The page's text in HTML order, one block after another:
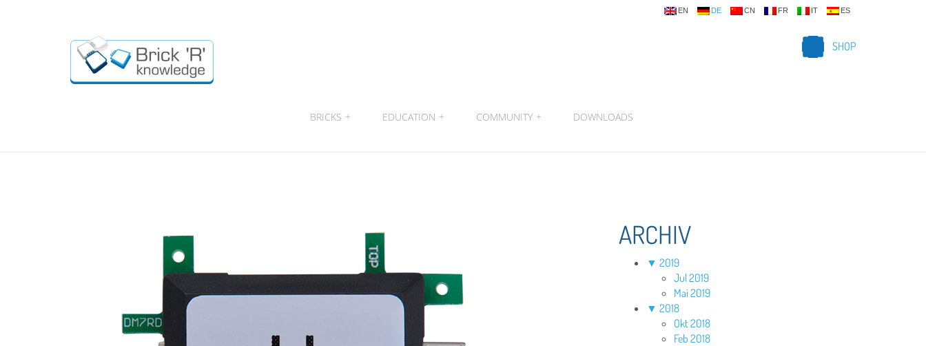
EN DE CN FR IT ES
SHOP
BRICKS + EDUCATION + COMMUNITY + DOWNLOADS
ARCHIV
▼ 2019
Jul 2019
Mai 2019
▼ 2018
Okt 2018
Feb 2018